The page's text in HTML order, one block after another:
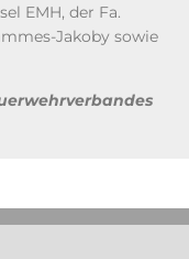
EMH, der Fa.
Jakoby sowie